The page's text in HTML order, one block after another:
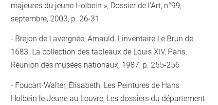
majeures du jeune Holbein », Dossier de l'Art, n°99,
septembre, 2003, p. 26-31
Brejon de Lavergnée, Arnauld, L'inventaire Le Brun de
1683. La collection des tableaux de Louis XIV, Paris,
Réunion des musées nationaux, 1987, p. 255-256
Foucart-Walter, Élisabeth, Les Peintures de Hans
Holbein le Jeune au Louvre, Les dossiers du département